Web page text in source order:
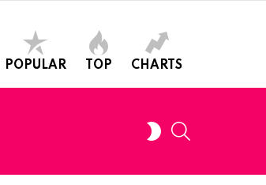
POPULAR TOP CHARTS
SWITCH
SKIN